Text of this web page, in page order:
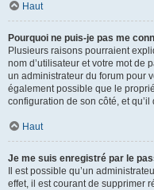
Haut
Pourquoi ne puis-je pas me
Plusieurs raisons pourraient
nom d’utilisateur et votre mot de
un administrateur du forum pour
également possible que le
configuration de son côté, et qu’il
Haut
Je me suis enregistré par le
Il est possible qu’un
effet, il est courant de supprimer